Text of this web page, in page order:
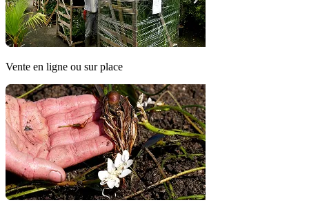
Vente en ligne ou sur place